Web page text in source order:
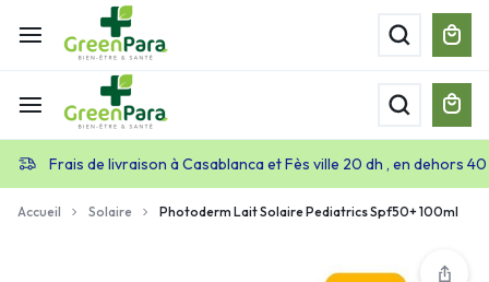
Frais de livraison à Casablanca et Fès ville 20 dh , en dehors
Accueil Solaire Photoderm Lait Solaire Pediatrics Spf50+ 100ml